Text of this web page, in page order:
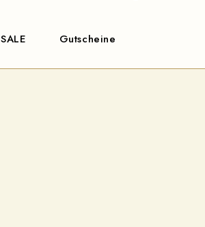
SALE Gutscheine